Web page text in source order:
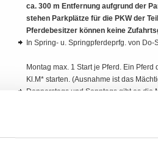
ca. 300 m Entfernung aufgrund der
stehen Parkplätze für die PKW der
Pferdebesitzer können keine
In Spring- u. Springpferdeprfg. von Do-
Montag max. 1 Start je Pferd. Ein
Kl.M* starten. (Ausnahme ist das
Donnerstags und Sonntags gibt es die